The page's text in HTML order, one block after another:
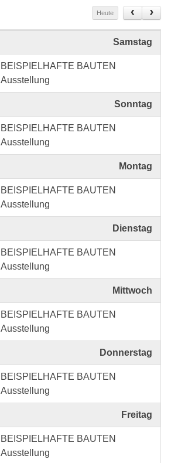
Heute
Samstag
BEISPIELHAFTE BAUTEN
Ausstellung
Sonntag
BEISPIELHAFTE BAUTEN
Ausstellung
Montag
BEISPIELHAFTE BAUTEN
Ausstellung
Dienstag
BEISPIELHAFTE BAUTEN
Ausstellung
Mittwoch
BEISPIELHAFTE BAUTEN
Ausstellung
Donnerstag
BEISPIELHAFTE BAUTEN
Ausstellung
Freitag
BEISPIELHAFTE BAUTEN
Ausstellung